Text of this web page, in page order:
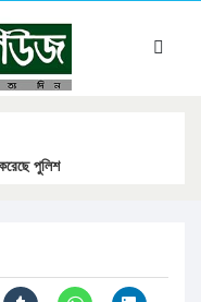
পুলিশ